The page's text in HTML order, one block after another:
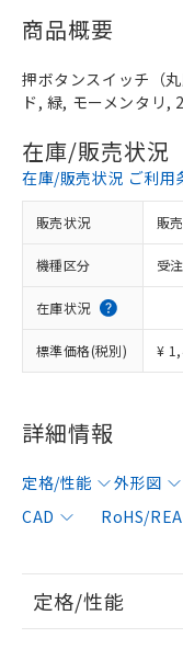
商品概要
押ボタンスイッチ（
ド, 緑, モーメンタリ,
在庫/販売状況
在庫/販売状況 ご利用
販売状況 販
機種区分 受
在庫状況
標準価格(税別) ¥
詳細情報
定格/性能 外形図
CAD
RoHS/
定格/性能